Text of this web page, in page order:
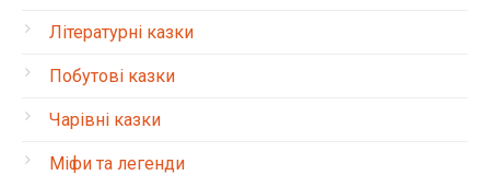
Літературні казки
Побутові казки
Чарівні казки
Міфи та легенди